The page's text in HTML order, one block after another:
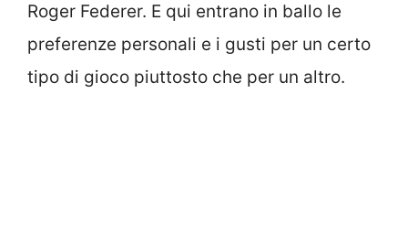
Roger Federer. E qui entrano in ballo le
preferenze personali e i gusti per un certo
tipo di gioco piuttosto che per un altro.